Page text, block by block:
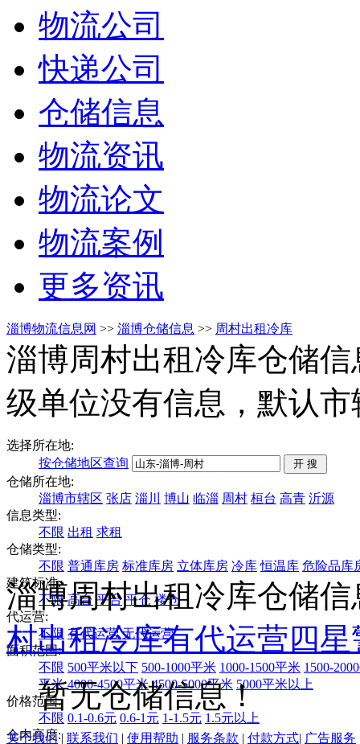
物流公司
快递公司
仓储信息
物流资讯
物流论文
物流案例
更多资讯
淄博物流信息网 >> 淄博仓储信息 >> 周村出租冷库
淄博周村出租冷库仓储信
级单位没有信息，默认
选择所在地:
按仓储地区查询
仓储所在地:
淄博市辖区 张店 淄川 博山 临淄 周村 桓台 高青 沂源
信息类型:
不限 出租 求租
仓储类型:
不限 普通库房 标准库房 立体库房 冷库 恒温库 危险品库
建筑标准:
不限 高台 平台 平仓 楼仓
代运营:
不限 有代运营 无代运营
面积范围:
不限 500平米以下 500-1000平米 1000-1500平米 1500-
平米 4000-4500平米 4500-5000平米 5000平米以上
价格范围:
不限 0.1-0.6元 0.6-1元 1-1.5元 1.5元以上
仓内高度:
淄博周村出租冷库仓储信
村出租冷库有代运营四星
暂无仓储信息！
关于我们| 联系我们 | 使用帮助 | 服务条款 | 付款方式| 广告服务